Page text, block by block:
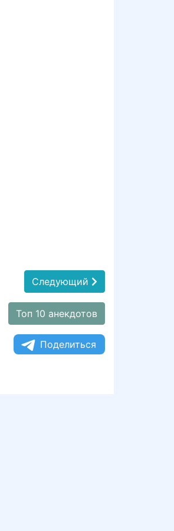
Следующий
Топ 10 анекдотов
Поделиться